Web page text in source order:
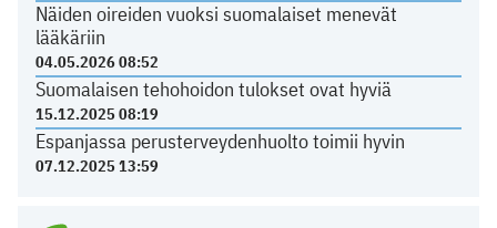
Näiden oireiden vuoksi suomalaiset menevät
lääkäriin
04.05.2026 08:52
Suomalaisen tehohoidon tulokset ovat hyviä
15.12.2025 08:19
Espanjassa perusterveydenhuolto toimii hyvin
07.12.2025 13:59